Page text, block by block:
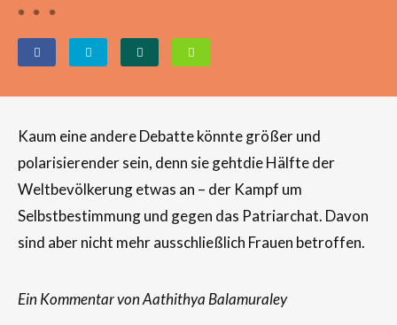
Kaum eine andere Debatte könnte größer und
polarisierender sein, denn sie gehtdie Hälfte der
Weltbevölkerung etwas an – der Kampf um
Selbstbestimmung und gegen das Patriarchat. Davon
sind aber nicht mehr ausschließlich Frauen betroffen.
Ein Kommentar von Aathithya Balamuraley